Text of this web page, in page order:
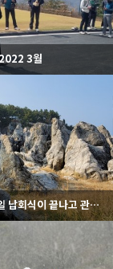
라이온스
06-05
라이온스
3월
2021년 1박2일 납회식이 끝나고 관광(?)